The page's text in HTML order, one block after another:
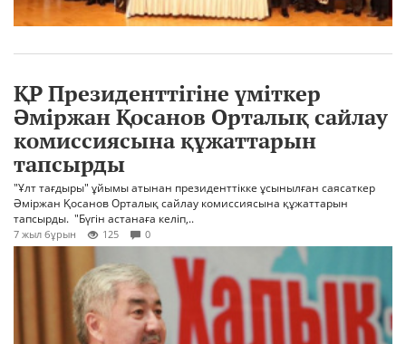
ҚР Президенттігіне үміткер
Әміржан Қосанов Орталық сайлау
комиссиясына құжаттарын
тапсырды
"Ұлт тағдыры" ұйымы атынан президенттікке ұсынылған саясаткер
Әміржан Қосанов Орталық сайлау комиссиясына құжаттарын
тапсырды. "Бүгін астанаға келіп,..
7 жыл бұрын 125 0